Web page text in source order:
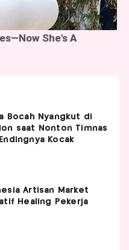
Bocah Nyangkut di
saat Nonton Timnas
Kocak
Artisan Market
Healing Pekerja